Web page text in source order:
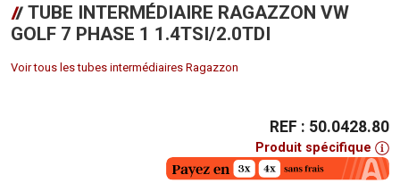
TUBE INTERMÉDIAIRE RAGAZZON VW
GOLF 7 PHASE 1 1.4TSI/2.0TDI
Voir tous les tubes intermédiaires Ragazzon
REF : 50.0428.80
Produit spécifique